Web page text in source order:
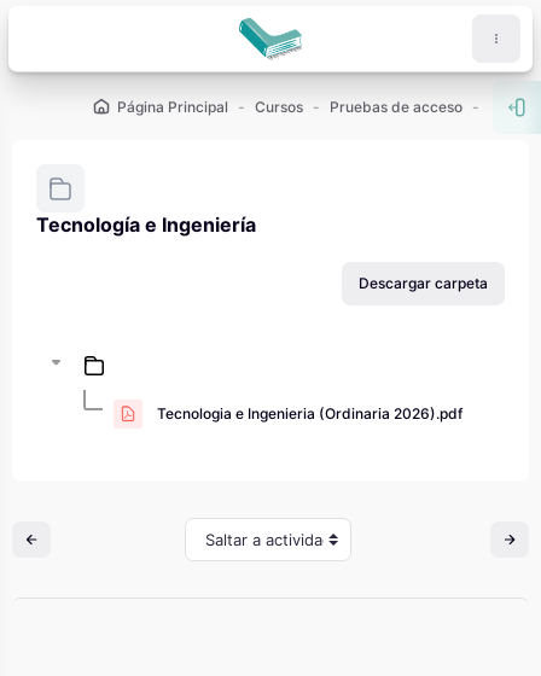
Página Principal Cursos Pruebas de acceso PAU -
Tecnología e Ingeniería
Descargar carpeta
Tecnologia e Ingenieria (Ordinaria 2026).pdf
Saltar a actividad